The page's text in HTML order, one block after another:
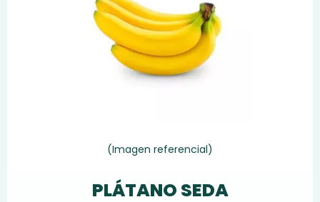
(Imagen referencial)
PLÁTANO SEDA